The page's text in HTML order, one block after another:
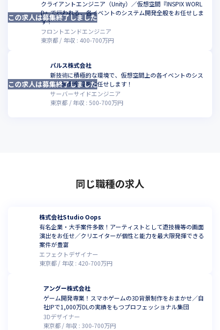
クライアントエンジニア（Unity）／仮想空間『INSPIX WORL
D』で行われる、各イベントのシステム開発全般をお任せしま
す！
フロントエンドエンジニア
東京都
年収 : 400-700万円
この求人は募集終了しました
パルス株式会社
新技術に積極的な環境で、仮想空間上の各イベントのシス
テム開発全般をお任せします！
サーバーサイドエンジニア
東京都
年収 : 500-700万円
この求人は募集終了しました
同じ職種の求人
株式会社Studio Oops
有名企業・大手案件多数！アーティストとして遊技機等の画面
演出をお任せ／クリエイターが個性と能力を最大限発揮できる
案件が豊富
エフェクトデザイナー
東京都
年収 : 420-700万円
アングー株式会社
ゲーム開発専業！スマホゲームの3D背景制作をおまかせ／自
社IPで1,000万DLの実績をもつプロフェッショナル集団
3Dデザイナー
東京都
年収 : 300-700万円